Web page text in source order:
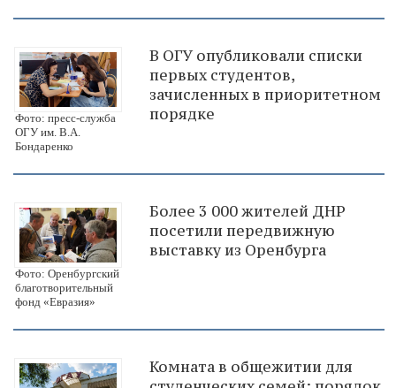
Фото: пресс-служба
ОГУ им. В.А.
Бондаренко
В ОГУ опубликовали списки
первых студентов,
зачисленных в приоритетном
порядке
Фото: Оренбургский
благотворительный
фонд «Евразия»
Более 3 000 жителей ДНР
посетили передвижную
выставку из Оренбурга
Комната в общежитии для